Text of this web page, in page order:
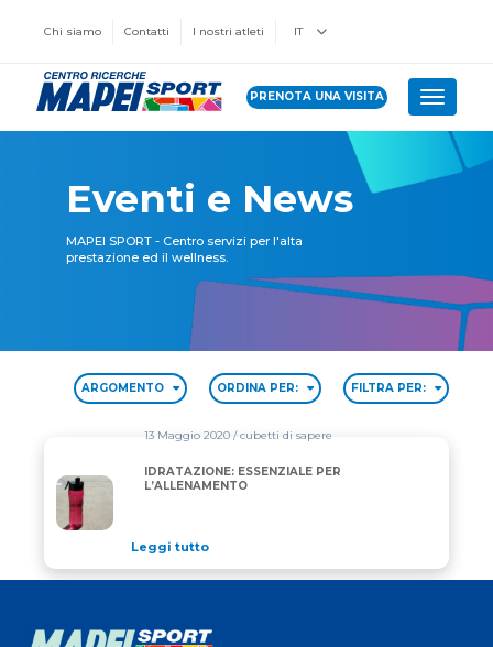
Chi siamo Contatti I nostri atleti IT
PRENOTA UNA VISITA Toggle
Eventi e News
MAPEI SPORT - Centro servizi per l'alta
prestazione ed il wellness.
ARGOMENTO ORDINA PER: FILTRA PER:
IDRATAZIONE: ESSENZIALE PER L’ALLENAMENTO
13 Maggio 2020/ cubetti di sapere
IDRATAZIONE: ESSENZIALE PER
L’ALLENAMENTO
Leggi tutto